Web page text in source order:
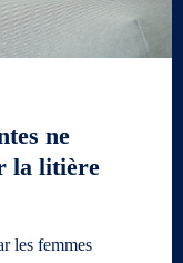
ne
la litière
les femmes